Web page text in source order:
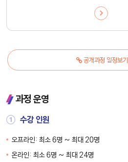
공개과정 일정보기
과정 운영
① 수강 인원
오프라인: 최소 6명 ~ 최대 20명
온라인: 최소 6명 ~ 최대 24명